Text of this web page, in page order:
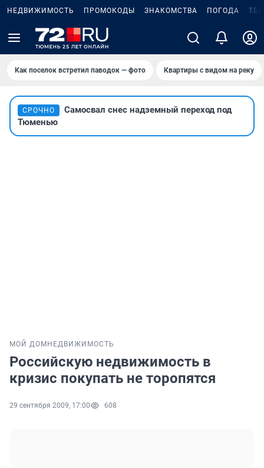
НЕДВИЖИМОСТЬ ПРОМОКОДЫ ЗНАКОМСТВА ПОГОДА
Как поселок встретил паводок — фото Квартиры с видом на реку
СРОЧНО
Самосвал снес надземный переход под
Тюменью
МОЙ ДОМ НЕДВИЖИМОСТЬ
Российскую недвижимость в
кризис покупать не торопятся
29 сентября 2009, 17:00 608